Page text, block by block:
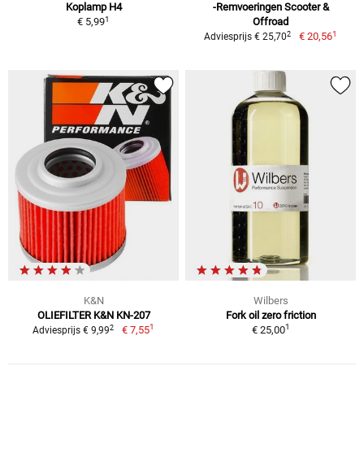
Koplamp H4
€ 5,991
-Remvoeringen Scooter &
Offroad
Adviesprijs € 25,702 € 20,561
K&N
OLIEFILTER K&N KN-207
Adviesprijs € 9,992 € 7,551
Wilbers
Fork oil zero friction
€ 25,001